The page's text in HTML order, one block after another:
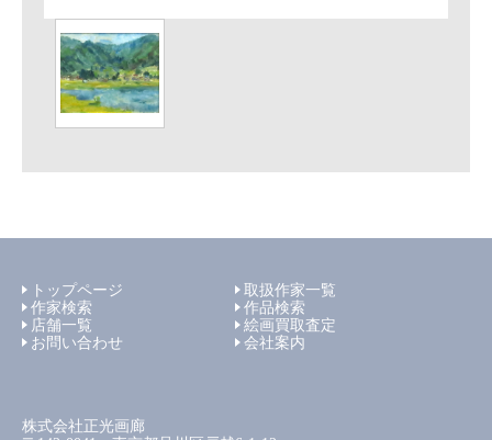
トップページ
取扱作家一覧
作家検索
作品検索
店舗一覧
絵画買取査定
お問い合わせ
会社案内
株式会社正光画廊